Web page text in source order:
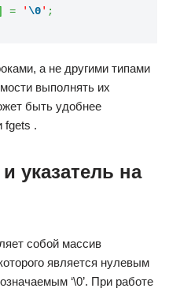
= ' \0 ' ;
а не другими типами
выполнять их
быть удобнее
fgets .
указатель на
собой массив
является нулевым
‘\0’. При работе